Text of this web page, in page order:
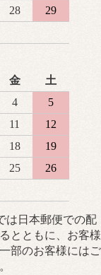
28
29
金
土
4
5
11
12
18
19
25
26
は日本郵便での配
とともに、お客様
部のお客様にはご